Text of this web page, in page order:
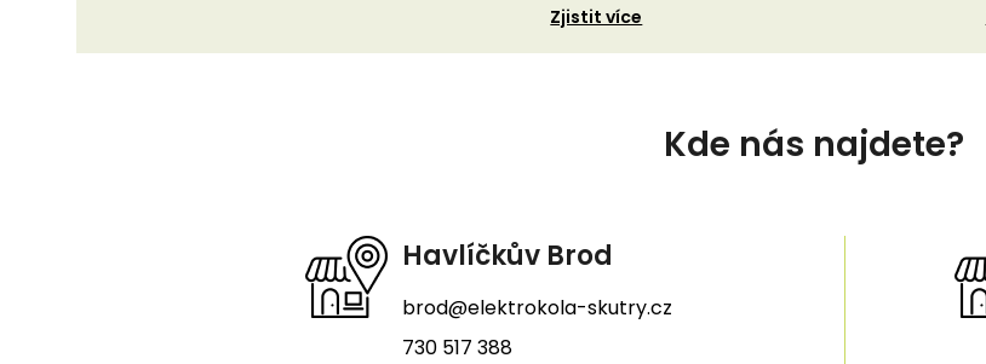
Zjistit více
Kde nás najdete?
Havlíčkův Brod
brod@elektrokola-skutry.cz
730 517 388